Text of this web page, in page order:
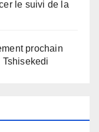
le suivi de la
prochain